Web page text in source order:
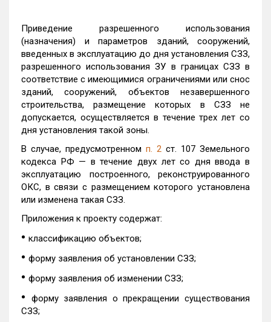
Приведение разрешенного использования
(назначения) и параметров зданий, сооружений,
введенных в эксплуатацию до дня установления СЗЗ,
разрешенного использования ЗУ в границах СЗЗ в
соответствие с имеющимися ограничениями или снос
зданий, сооружений, объектов незавершенного
строительства, размещение которых в СЗЗ не
допускается, осуществляется в течение трех лет со
дня установления такой зоны.
В случае, предусмотренном п. 2 ст. 107 Земельного
кодекса РФ — в течение двух лет со дня ввода в
эксплуатацию построенного, реконструированного
ОКС, в связи с размещением которого установлена
или изменена такая СЗЗ.
Приложения к проекту содержат:
• классификацию объектов;
• форму заявления об установлении СЗЗ;
• форму заявления об изменении СЗЗ;
•
форму заявления о прекращении существования
СЗЗ;